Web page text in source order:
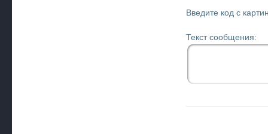
Введите код с
Текст сообщения: